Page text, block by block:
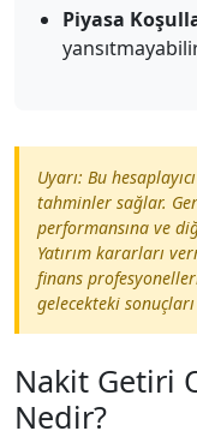
Piyasa
Uyarı: Bu
tahminler sağlar.
performansına ve
Yatırım kararları
finans
gelecekteki
Nakit Getiri
Nedir?